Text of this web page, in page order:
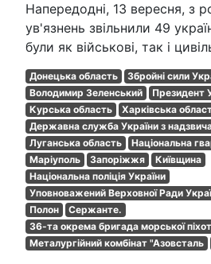
Напередодні, 13 вересня, з
ув'язнень звільнили 49
були як військові, так і
Донецька область Збройні сили
Володимир Зеленський
Президент
Курська область
Харківська
Державна служба України з
Луганська область
Національна
Маріуполь
Запоріжжя
Київщина
Національна поліція України
Уповноважений Верховної Ради
Полон
Сержанте.
36-та окрема бригада морської
Металургійний комбінат "Азовсталь